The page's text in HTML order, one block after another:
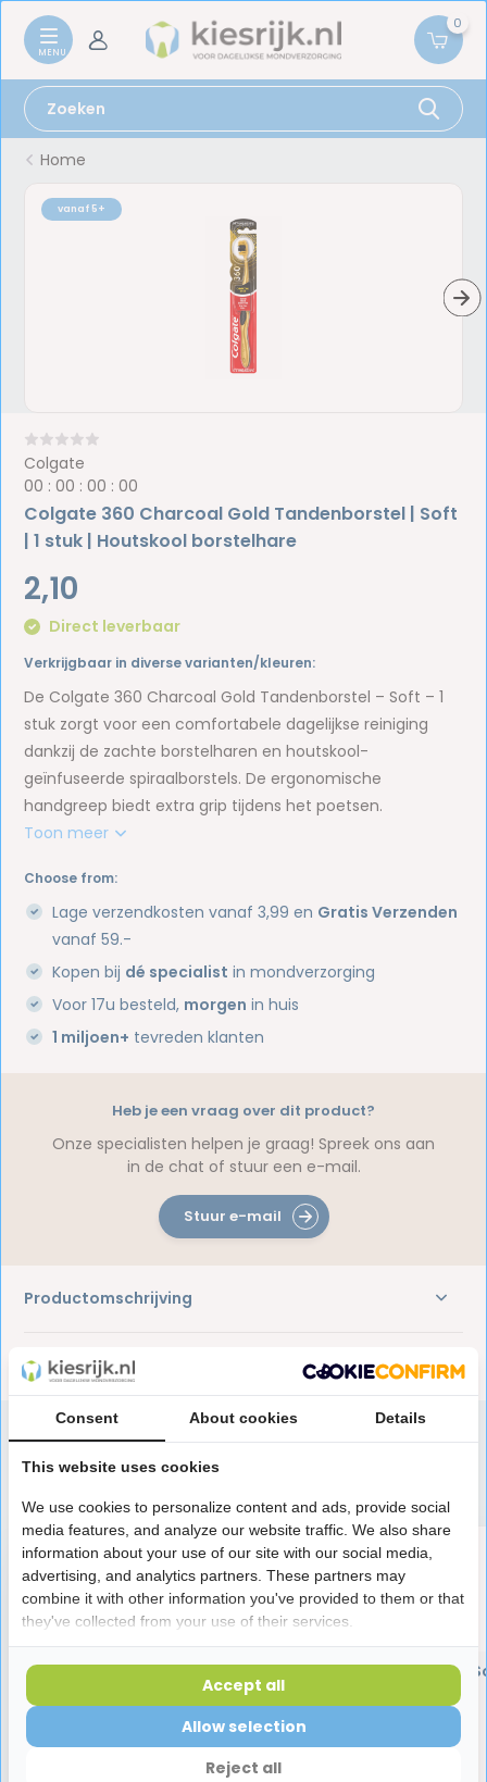
0
Home
vanaf 5+
Colgate
00 :00 :00 :00
Colgate 360 Charcoal Gold Tandenborstel | Soft
| 1 stuk | Houtskool borstelhare
2,10
Direct leverbaar
Verkrijgbaar in diverse varianten/kleuren:
De Colgate 360 Charcoal Gold Tandenborstel – Soft – 1
stuk zorgt voor een comfortabele dagelijkse reiniging
dankzij de zachte borstelharen en houtskool-
geïnfuseerde spiraalborstels. De ergonomische
handgreep biedt extra grip tijdens het poetsen.
Toon meer
Choose from:
Lage verzendkosten vanaf 3,99 en Gratis Verzenden
vanaf 59.-
Kopen bij dé specialist in mondverzorging
Voor 17u besteld, morgen in huis
1 miljoen+ tevreden klanten
Productomschrijving
Reviews
Heb je een vraag over dit product?
Onze specialisten helpen je graag! Spreek ons aan
in de chat of stuur een e-mail.
Stuur e-mail
Speciaal aanbevolen voor jou
Lactona M30 Junior
Tandenborstel
1,65
Curaprox CS 1560
4,95
Consent About cookies Details
This website uses cookies
We use cookies to personalize content and ads, provide social
media features, and analyze our website traffic. We also share
information about your use of our site with our social media,
advertising, and analytics partners. These partners may
combine it with other information you've provided to them or that
they've collected from your use of their services.
Reject all
Allow selection
Accept all